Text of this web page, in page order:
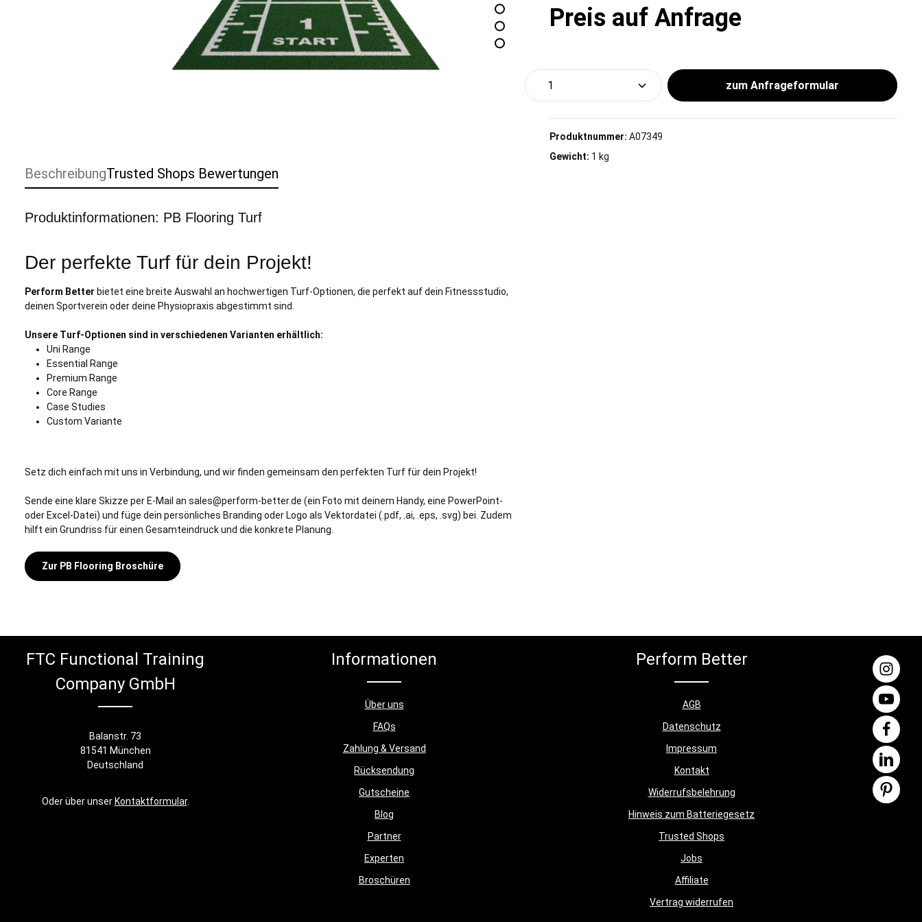
Preis auf Anfrage
Produkt Anzahl: Gib den
zum Anfrageformular
Produktnummer:A07349
Gewicht: 1 kg
BeschreibungTrusted Shops Bewertungen
Produktinformationen: PB Flooring Turf
Der perfekte Turf für dein Projekt!
Perform Better bietet eine breite Auswahl an hochwertigen Turf-Optionen, die perfekt auf dein Fitnessstudio,
deinen Sportverein oder deine Physiopraxis abgestimmt sind.
Unsere Turf-Optionen sind in verschiedenen Varianten erhältlich:
Uni Range
Essential Range
Premium Range
Core Range
Case Studies
Custom Variante
Setz dich einfach mit uns in Verbindung, und wir finden gemeinsam den perfekten Turf für dein Projekt!
Sende eine klare Skizze per E-Mail an sales@perform-better.de (ein Foto mit deinem Handy, eine PowerPoint-
oder Excel-Datei) und füge dein persönliches Branding oder Logo als Vektordatei (.pdf, .ai, .eps, .svg) bei. Zudem
hilft ein Grundriss für einen Gesamteindruck und die konkrete Planung.
Zur PB Flooring Broschüre
FTC Functional Training
Company GmbH
Balanstr. 73
81541 München
Deutschland
Oder über unser Kontaktformular.
Informationen
Über uns
FAQs
Zahlung & Versand
Rücksendung
Gutscheine
Blog
Partner
Experten
Broschüren
Perform Better
AGB
Datenschutz
Impressum
Kontakt
Widerrufsbelehrung
Hinweis zum Batteriegesetz
Trusted Shops
Jobs
Affiliate
Vertrag widerrufen